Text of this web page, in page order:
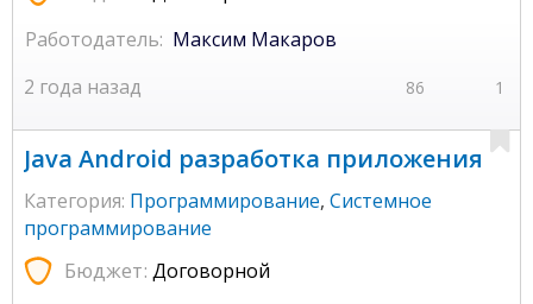
86 1
2 года назад
Работодатель: Максим Макаров
Java Android разработка приложения
Категория: Программирование, Системное
программирование
Бюджет: Договорной